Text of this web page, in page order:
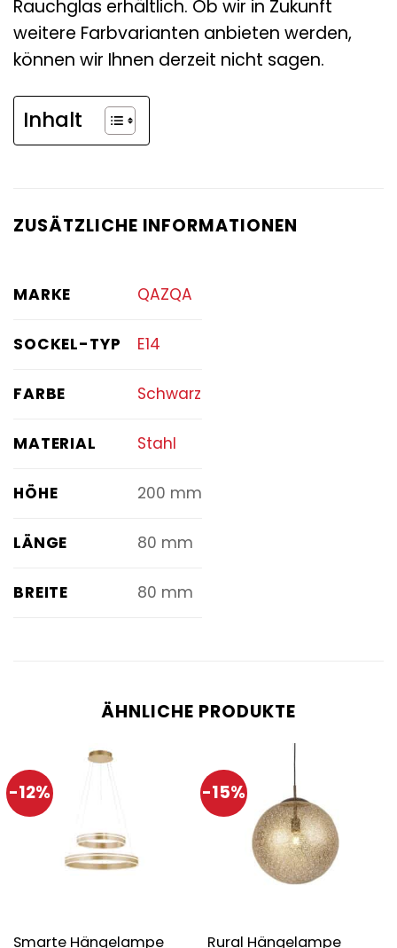
Rauchglas erhältlich. Ob wir in Zukunft
weitere Farbvarianten anbieten werden,
können wir Ihnen derzeit nicht sagen.
Inhalt
ZUSÄTZLICHE INFORMATIONEN
MARKE QAZQA
SOCKEL-TYP E14
FARBE Schwarz
MATERIAL Stahl
HÖHE 200 mm
LÄNGE 80 mm
BREITE 80 mm
ÄHNLICHE PRODUKTE
-12%
Smarte Hängelampe
-15%
Rural Hängelampe